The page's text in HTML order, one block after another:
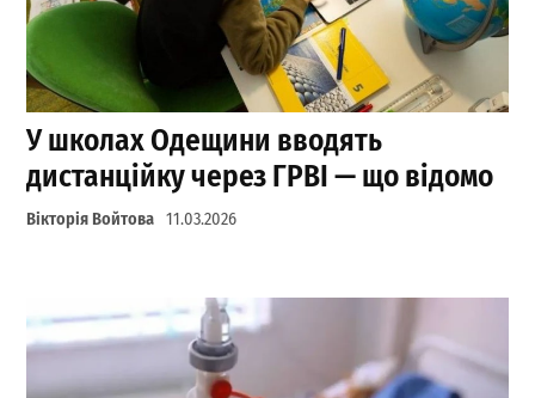
У школах Одещини вводять
дистанційку через ГРВІ — що відомо
Вікторія Войтова 11.03.2026